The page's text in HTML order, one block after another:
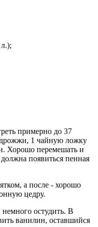
примерно до 37
дрожжи, 1 чайную ложку
Хорошо перемешать и
появиться пенная
а после - хорошо
цедру.
остудить. В
ванилин, оставшийся